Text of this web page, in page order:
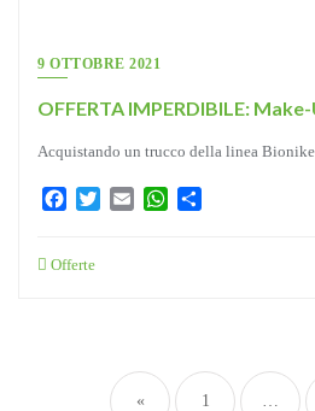
9 OTTOBRE 2021
OFFERTA IMPERDIBILE:
Acquistando un trucco della linea
FacebookTwitterEmail WhatsApp
Offerte
« 1